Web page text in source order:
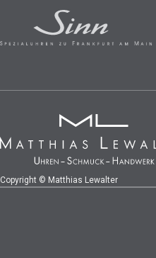
Copyright © Matthias Lewalter